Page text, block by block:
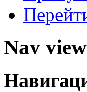
Nav